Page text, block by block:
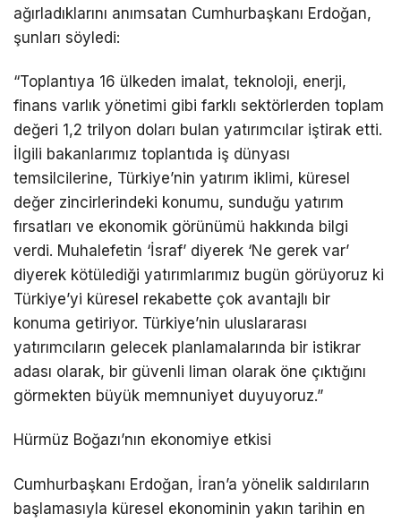
ağırladıklarını anımsatan Cumhurbaşkanı Erdoğan,
şunları söyledi:
“Toplantıya 16 ülkeden imalat, teknoloji, enerji,
finans varlık yönetimi gibi farklı sektörlerden toplam
değeri 1,2 trilyon doları bulan yatırımcılar iştirak etti.
İlgili bakanlarımız toplantıda iş dünyası
temsilcilerine, Türkiye’nin yatırım iklimi, küresel
değer zincirlerindeki konumu, sunduğu yatırım
fırsatları ve ekonomik görünümü hakkında bilgi
verdi. Muhalefetin ‘İsraf’ diyerek ‘Ne gerek var’
diyerek kötülediği yatırımlarımız bugün görüyoruz ki
Türkiye’yi küresel rekabette çok avantajlı bir
konuma getiriyor. Türkiye’nin uluslararası
yatırımcıların gelecek planlamalarında bir istikrar
adası olarak, bir güvenli liman olarak öne çıktığını
görmekten büyük memnuniyet duyuyoruz.”
Hürmüz Boğazı’nın ekonomiye etkisi
Cumhurbaşkanı Erdoğan, İran’a yönelik saldırıların
başlamasıyla küresel ekonominin yakın tarihin en